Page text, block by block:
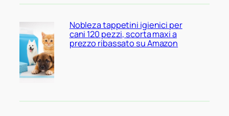
Nobleza tappetini igienici per
cani 120 pezzi, scorta maxi a
prezzo ribassato su Amazon